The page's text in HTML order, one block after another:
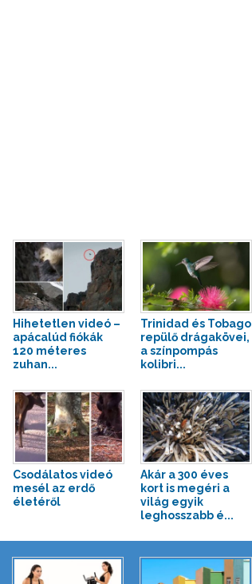
Hihetetlen videó –
apácalúd fiókák
120 méteres
zuhan...
Trinidad és Tobago
repülő drágakövei,
a színpompás
kolibri...
Csodálatos videó
mesél az erdő
életéről
Akár a 300 éves
kort is megéri a
világ egyik
leghosszabb é...